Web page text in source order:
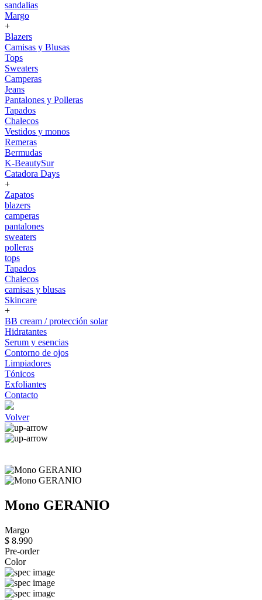
sandalias
Margo
+
Blazers
Camisas y Blusas
Tops
Sweaters
Camperas
Jeans
Pantalones y Polleras
Tapados
Chalecos
Vestidos y monos
Remeras
Bermudas
K-BeautySur
Catadora Days
+
Zapatos
blazers
camperas
pantalones
sweaters
polleras
tops
Tapados
Chalecos
camisas y blusas
Skincare
+
BB cream / protección solar
Hidratantes
Serum y esencias
Contorno de ojos
Limpiadores
Tónicos
Exfoliantes
Contacto
Volver
Mono GERANIO
Margo
$ 8.990
Pre-order
Color